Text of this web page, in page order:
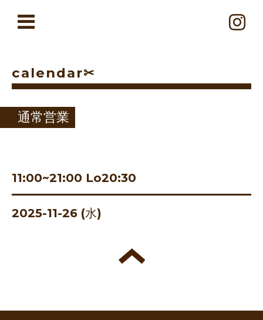
calendar✂︎
通常営業
11:00~21:00 Lo20:30
2025-11-26 (水)